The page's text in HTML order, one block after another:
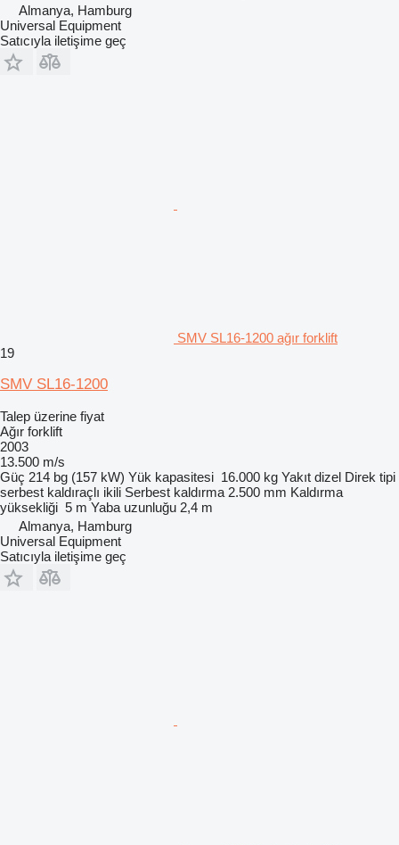
Almanya, Hamburg
Universal Equipment
Satıcıyla iletişime geç
SMV SL16-1200 ağır forklift
19
SMV SL16-1200
Talep üzerine fiyat
Ağır forklift
2003
13.500 m/s
Güç 214 bg (157 kW) Yük kapasitesi 16.000 kg Yakıt dizel Direk tipi
serbest kaldıraçlı ikili Serbest kaldırma 2.500 mm Kaldırma
yüksekliği 5 m Yaba uzunluğu 2,4 m
Almanya, Hamburg
Universal Equipment
Satıcıyla iletişime geç